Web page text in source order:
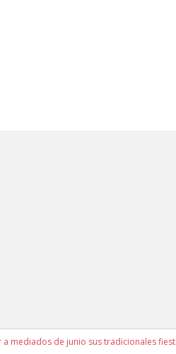
mediados de junio sus tradicionales